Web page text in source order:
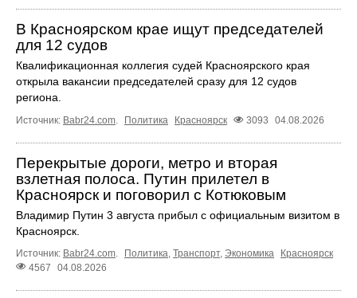
В Красноярском крае ищут председателей
для 12 судов
Квалификационная коллегия судей Красноярского края
открыла вакансии председателей сразу для 12 судов
региона.
Источник: Babr24.com. Политика Красноярск 3093 04.08.2026
Перекрытые дороги, метро и вторая
взлетная полоса. Путин прилетел в
Красноярск и поговорил с Котюковым
Владимир Путин 3 августа прибыл с официальным визитом в
Красноярск.
Источник: Babr24.com. Политика, Транспорт, Экономика
Красноярск
4567
04.08.2026